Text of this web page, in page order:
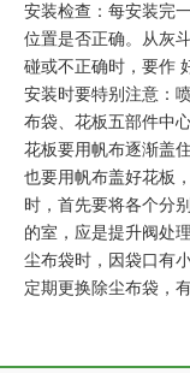
安装检查：每安装完
位置是否正确。从灰
碰或不正确时，要作
安装时要特别注意：
布袋、花板五部件中
花板要用帆布逐渐盖
也要用帆布盖好花板
时，首先要将各个分
的室，应是提升阀处
尘布袋时，因袋口有
定期更换除尘布袋，